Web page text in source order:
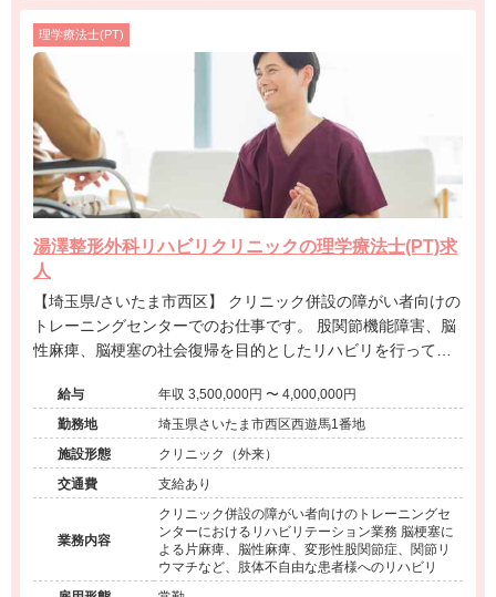
理学療法士(PT)
湯澤整形外科リハビリクリニックの理学療法士(PT)求
人
【埼玉県/さいたま市西区】 クリニック併設の障がい者向けの
トレーニングセンターでのお仕事です。 股関節機能障害、脳
性麻痺、脳梗塞の社会復帰を目的としたリハビリを行って頂
給与
年収 3,500,000円 〜 4,000,000円
勤務地
埼玉県さいたま市西区西遊馬1番地
施設形態
クリニック（外来）
交通費
支給あり
業務内容
クリニック併設の障がい者向けのトレーニングセ
ンターにおけるリハビリテーション業務 脳梗塞に
よる片麻痺、脳性麻痺、変形性股関節症、関節リ
ウマチなど、肢体不自由な患者様へのリハビリ